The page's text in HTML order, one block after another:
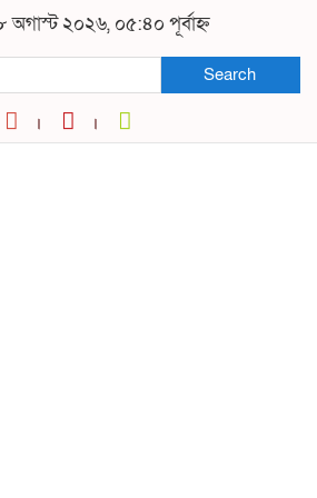
অগাস্ট ২০২৬, ০৫:৪০ পূর্বাহ্ন
Search